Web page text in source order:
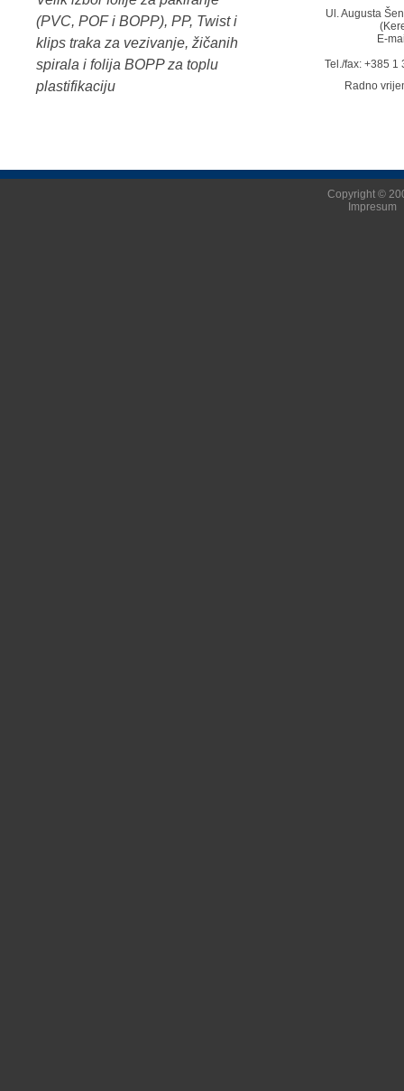
(PVC, POF i BOPP), PP, Twist i
klips traka za vezivanje, žičanih
spirala i folija BOPP za toplu
plastifikaciju
Ul. Augusta
E-
Tel./fax: +385 1
Radno
Copyright ©
Impresum